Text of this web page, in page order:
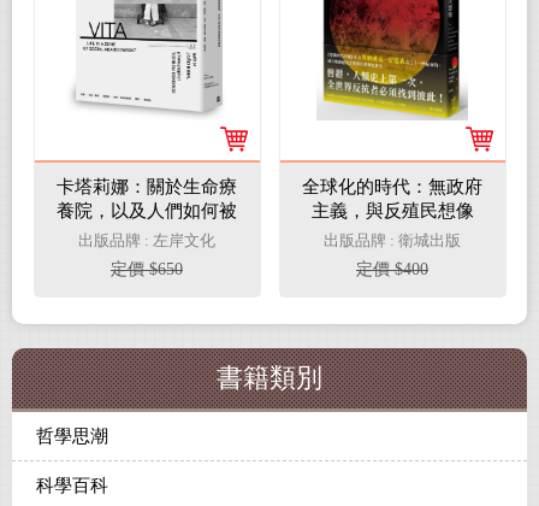
卡塔莉娜：關於生命療
養院，以及人們如何被
遺棄的故事
出版品牌 : 左岸文化
定價 $650
全球化的時代：無政府
主義，與反殖民想像
出版品牌 : 衛城出版
定價 $400
書籍類別
哲學思潮
科學百科